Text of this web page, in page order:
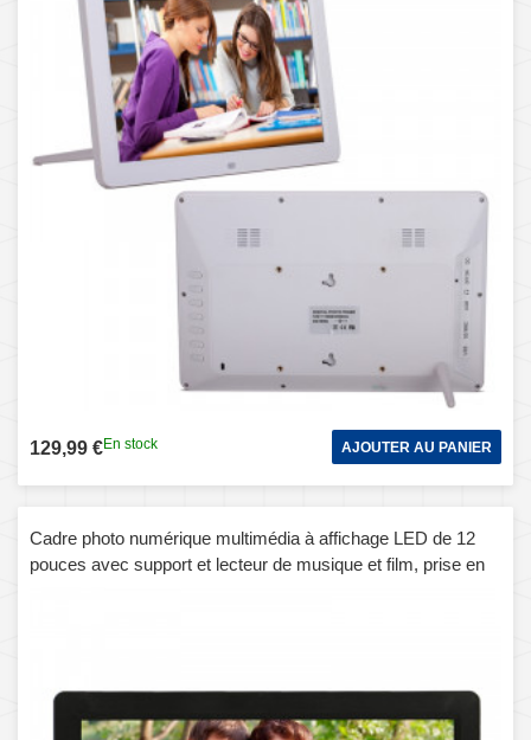
129,99 €En stock AJOUTER AU PANIER
Cadre photo numérique multimédia à affichage LED de 12
pouces avec support et lecteur de musique et film, prise en